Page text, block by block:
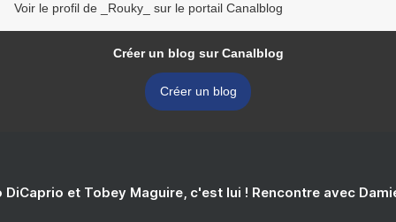
Voir le profil de _Rouky_ sur le portail Canalblog
Créer un blog sur Canalblog
Créer un blog
DiCaprio et Tobey Maguire, c'est lui ! Rencontre avec